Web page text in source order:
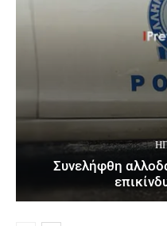
Συνελήφθη